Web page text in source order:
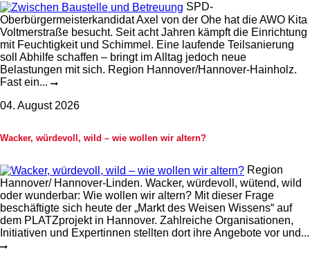
SPD-
Oberbürgermeisterkandidat Axel von der Ohe hat die AWO Kita
Voltmerstraße besucht. Seit acht Jahren kämpft die Einrichtung
mit Feuchtigkeit und Schimmel. Eine laufende Teilsanierung
soll Abhilfe schaffen – bringt im Alltag jedoch neue
Belastungen mit sich. Region Hannover/Hannover-Hainholz.
Fast ein...
04. August 2026
Wacker, würdevoll, wild – wie wollen wir altern?
Region
Hannover/ Hannover-Linden. Wacker, würdevoll, wütend, wild
oder wunderbar: Wie wollen wir altern? Mit dieser Frage
beschäftigte sich heute der „Markt des Weisen Wissens“ auf
dem PLATZprojekt in Hannover. Zahlreiche Organisationen,
Initiativen und Expertinnen stellten dort ihre Angebote vor und...